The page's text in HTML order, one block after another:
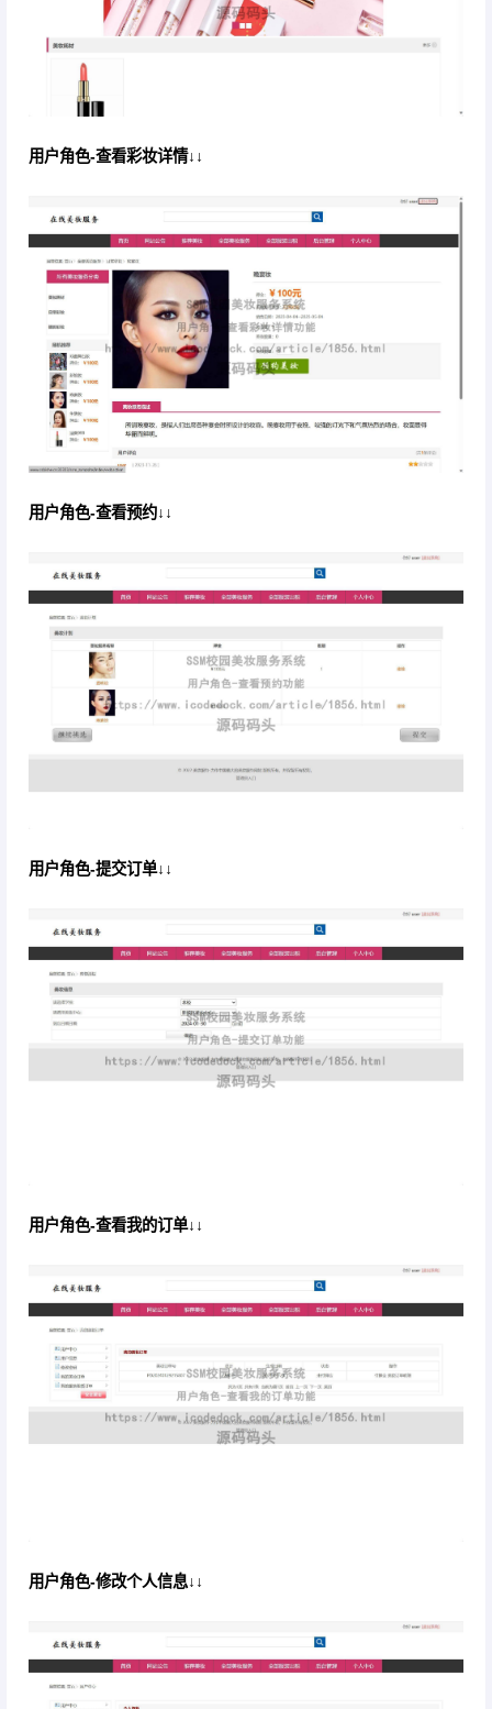
用户角色-查看彩妆详情↓↓
用户角色-查看预约↓↓
用户角色-提交订单↓↓
用户角色-查看我的订单↓↓
用户角色-修改个人信息↓↓